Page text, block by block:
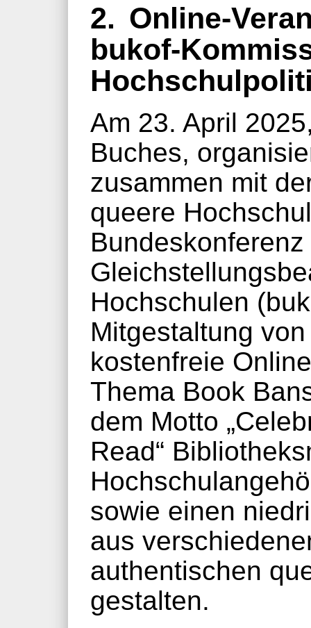
2. Online-
bukof-
Am 23. April
Buches,
zusammen mit
queere
Hochschulen
Mitgestaltung
kostenfreie
Thema Book
dem Motto
Read“
sowie einen
aus
authentischen
gestalten.